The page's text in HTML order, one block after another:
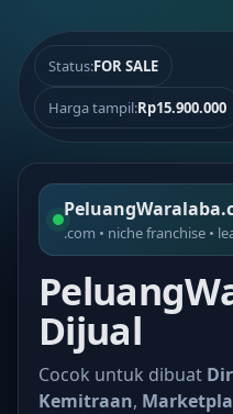
Status:FOR SALE
Harga tampil:Rp15.900.000
.com • niche franchise •
Dijual
Cocok untuk dibuat
Kemitraan,